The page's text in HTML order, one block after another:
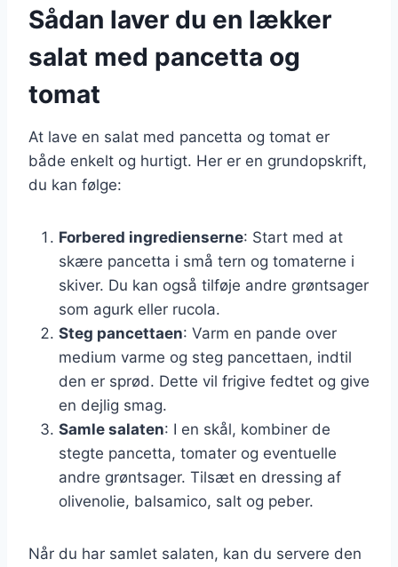
Sådan laver du en lækker
salat med pancetta og
tomat
At lave en salat med pancetta og tomat er
både enkelt og hurtigt. Her er en grundopskrift,
du kan følge:
Forbered ingredienserne: Start med at
skære pancetta i små tern og tomaterne i
skiver. Du kan også tilføje andre grøntsager
som agurk eller rucola.
Steg pancettaen: Varm en pande over
medium varme og steg pancettaen, indtil
den er sprød. Dette vil frigive fedtet og give
en dejlig smag.
Samle salaten: I en skål, kombiner de
stegte pancetta, tomater og eventuelle
andre grøntsager. Tilsæt en dressing af
olivenolie, balsamico, salt og peber.
Når du har samlet salaten, kan du servere den